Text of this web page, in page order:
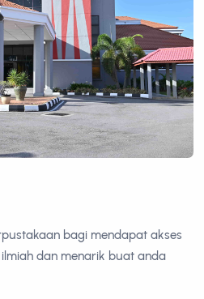
bagi mendapat akses
dan menarik buat anda